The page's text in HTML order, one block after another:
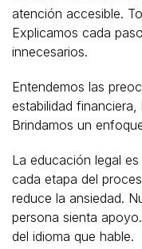
atención accesible.
Explicamos cada
innecesarios.
Entendemos las
estabilidad
Brindamos un
La educación legal
cada etapa del
reduce la ansiedad.
persona sienta
del idioma que hable.